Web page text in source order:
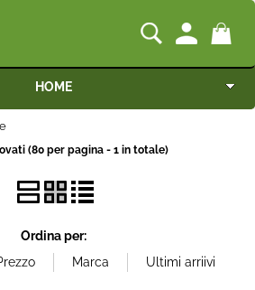
HOME
Motocoltivatori
Irrigazione
(80 per pagina - 1 in totale)
Ordina per: